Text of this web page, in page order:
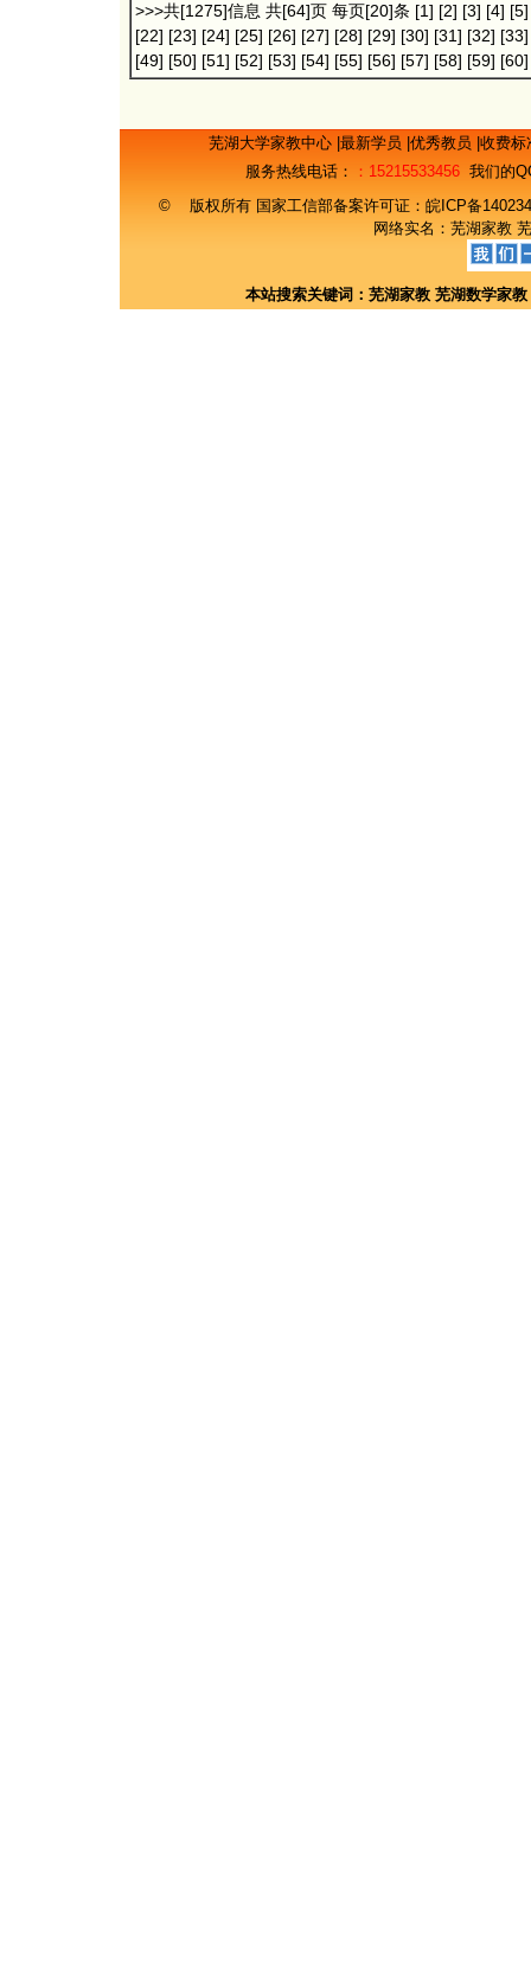
>>>共[1275]信息 共[64]页 每页[20]条 [1] [2] [3] [4] [5]
[22] [23] [24] [25] [26] [27] [28] [29] [30] [31] [32] [33]
[49] [50] [51] [52] [53] [54] [55] [56] [57] [58] [59] [60]
芜湖大学家教中心 最新学员 优秀教员 收费
服务热线电话：
：15215533456 我们的
© 版权所有 国家工信部备案许可证： 皖ICP备
网络实名： 芜湖家教
本站搜索关键词： 芜湖家教 芜湖数学家教